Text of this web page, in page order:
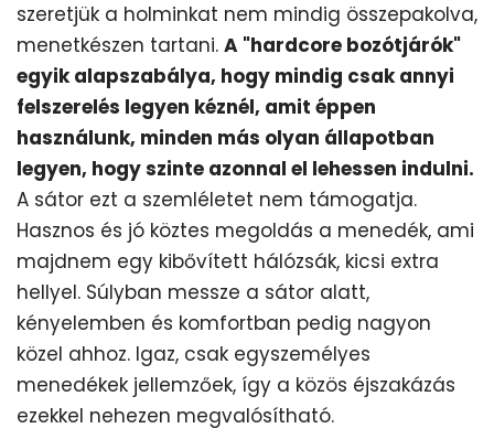
szeretjük a holminkat nem mindig összepakolva,
menetkészen tartani. A "hardcore bozótjárók"
egyik alapszabálya, hogy mindig csak annyi
felszerelés legyen kéznél, amit éppen
használunk, minden más olyan állapotban
legyen, hogy szinte azonnal el lehessen indulni.
A sátor ezt a szemléletet nem támogatja.
Hasznos és jó köztes megoldás a menedék, ami
majdnem egy kibővített hálózsák, kicsi extra
hellyel. Súlyban messze a sátor alatt,
kényelemben és komfortban pedig nagyon
közel ahhoz. Igaz, csak egyszemélyes
menedékek jellemzőek, így a közös éjszakázás
ezekkel nehezen megvalósítható.